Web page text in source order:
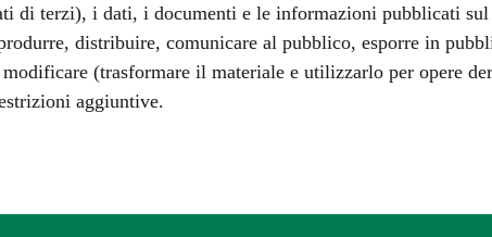
di terzi), i dati, i documenti e le informazioni pubblicati
distribuire, comunicare al pubblico, esporre in
(trasformare il materiale e utilizzarlo per opere
aggiuntive.